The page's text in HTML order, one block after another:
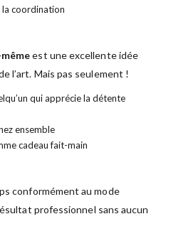
la coordination
est une excellente idée
l’art. Mais pas seulement !
qui apprécie la détente
ensemble
cadeau fait-main
conformément au mode
professionnel sans aucun